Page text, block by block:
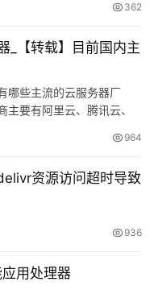
362
_【转载】目前国内主
哪些主流的云服务器厂
要有阿里云、腾讯云、
964
资源访问超时导致
936
用处理器